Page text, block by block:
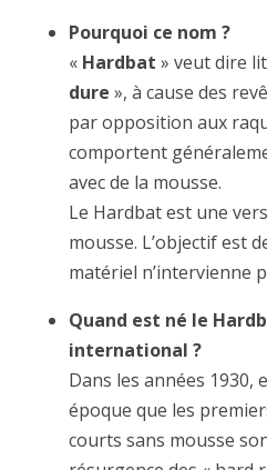
Pourquoi ce nom ?
« Hardbat » veut dire
dure », à cause des
par opposition aux
comportent
avec de la mousse.
Le Hardbat est une
mousse. L’objectif est
matériel n’intervienne
Quand est né le
international ?
Dans les années 1930,
époque que les
courts sans mousse